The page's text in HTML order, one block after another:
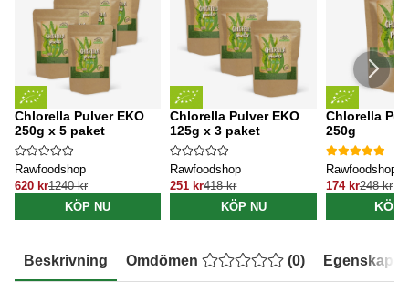
Chlorella Pulver EKO
250g x 5 paket
Rawfoodshop
620 kr1240 kr
KÖP NU
Chlorella Pulver EKO
125g x 3 paket
Rawfoodshop
251 kr418 kr
KÖP NU
Chlorella
250g
Rawfoodshop
174 kr248 kr
KÖP
Beskrivning Omdömen (0) Egenskaper